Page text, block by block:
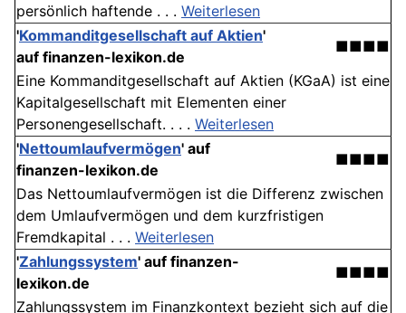
persönlich haftende . . . Weiterlesen
'Kommanditgesellschaft auf Aktien'
auf finanzen-lexikon.de
■■■■
Eine Kommanditgesellschaft auf Aktien (KGaA) ist eine
Kapitalgesellschaft mit Elementen einer
Personengesellschaft. . . . Weiterlesen
'Nettoumlaufvermögen' auf
finanzen-lexikon.de
■■■■
Das Nettoumlaufvermögen ist die Differenz zwischen
dem Umlaufvermögen und dem kurzfristigen
Fremdkapital . . . Weiterlesen
'Zahlungssystem' auf finanzen-
lexikon.de
■■■■
Zahlungssystem im Finanzkontext bezieht sich auf die